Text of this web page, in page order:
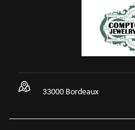
33000 Bordeaux